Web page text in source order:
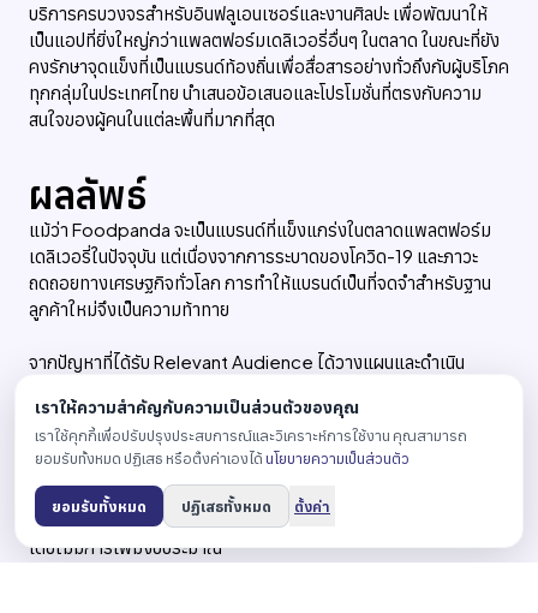
บริการครบวงจรสำหรับอินฟลูเอนเซอร์และงานศิลปะ เพื่อพัฒนาให้
เป็นแอปที่ยิ่งใหญ่กว่าแพลตฟอร์มเดลิเวอรี่อื่นๆ ในตลาด ในขณะที่ยัง
คงรักษาจุดแข็งที่เป็นแบรนด์ท้องถิ่นเพื่อสื่อสารอย่างทั่วถึงกับผู้บริโภค
ทุกกลุ่มในประเทศไทย นำเสนอข้อเสนอและโปรโมชั่นที่ตรงกับความ
สนใจของผู้คนในแต่ละพื้นที่มากที่สุด
ผลลัพธ์
แม้ว่า Foodpanda จะเป็นแบรนด์ที่แข็งแกร่งในตลาดแพลตฟอร์ม
เดลิเวอรี่ในปัจจุบัน แต่เนื่องจากการระบาดของโควิด-19 และภาวะ
ถดถอยทางเศรษฐกิจทั่วโลก การทำให้แบรนด์เป็นที่จดจำสำหรับฐาน
ลูกค้าใหม่จึงเป็นความท้าทาย
จากปัญหาที่ได้รับ Relevant Audience ได้วางแผนและดำเนิน
pay-per-click (PPC) ซึ่งเป็นความเชี่ยวชาญของเรา ประสบการณ์
ในการวางแผนกลยุทธ์การตลาดของเราช่วยให้แบรนด์ได้แนวทางที่
เหมาะสมที่สุดกับความต้องการ ในขณะเดียวกันก็สามารถเอาชนะคู่แข่ง
ในตลาดได้อย่างมีประสิทธิภาพด้วยวิธีการที่แตกต่าง นอกจากนี้ยัง
ช่วยเปิดมุมมองใหม่ให้กับแบรนด์และควบคุมงบประมาณตามข้อตกลง
โดยไม่มีการเพิ่มงบประมาณ
เราให้ความสำคัญกับความเป็นส่วนตัวของคุณ
เราใช้คุกกี้เพื่อปรับปรุงประสบการณ์และวิเคราะห์การใช้งาน คุณสามารถ
ยอมรับทั้งหมด ปฏิเสธ หรือตั้งค่าเองได้นโยบายความเป็นส่วนตัว
ยอมรับทั้งหมด ปฏิเสธทั้งหมด ตั้งค่า